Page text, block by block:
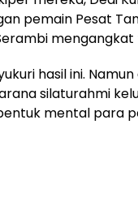
pemain Pesat
mengangkat
hasil ini.
silaturahmi
mental para